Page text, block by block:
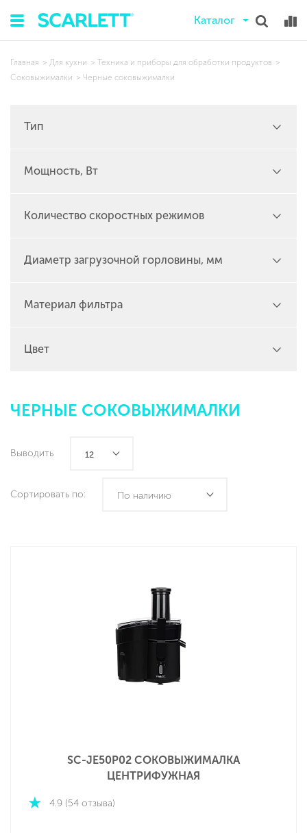
Каталог
Главная Для кухни
Техника и приборы для обработки продуктов
Соковыжималки
Черные соковыжималки
Тип
Мощность, Вт
Количество скоростных режимов
Диаметр загрузочной горловины, мм
Материал фильтра
Цвет
ЧЕРНЫЕ СОКОВЫЖИМАЛКИ
Выводить 12
Сортировать по: По наличию
SC-JE50P02 СОКОВЫЖИМАЛКА
ЦЕНТРИФУЖНАЯ
4.9 (54 отзыва)